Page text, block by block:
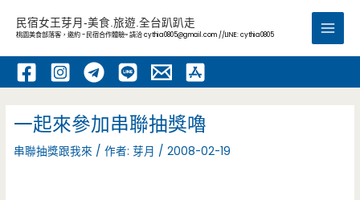
內
民宿女王芽月-美食.旅遊.全台趴趴走
桃園美食部落客，邀約 -民宿合作體驗~ 請洽cythia0805@gmail.com //LINE: cythia0805
Main
一起來參加串聯抽獎嚕
串聯抽獎跟我來 / 作者:芽月 /2008-02-19